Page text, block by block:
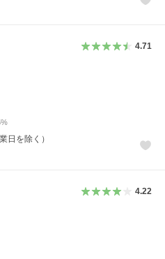
4.71
%
日を除く）
4.22